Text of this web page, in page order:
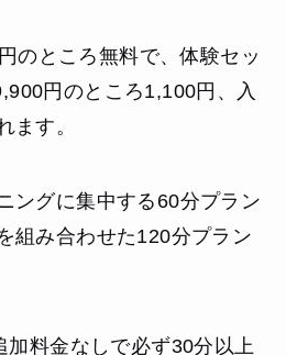
のところ無料で、体験セッ
円のところ1,100円、入
ます。
ングに集中する60分プラン
組み合わせた120分プラン
加料金なしで必ず30分以上